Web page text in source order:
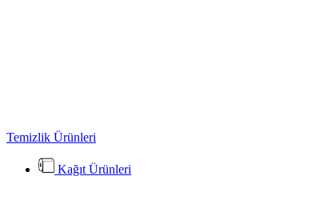
Temizlik Ürünleri
Kağıt Ürünleri